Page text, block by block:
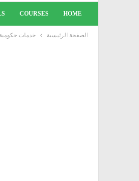
HOME
COURSES
الصفحة الرئيسية خدمات حكومية